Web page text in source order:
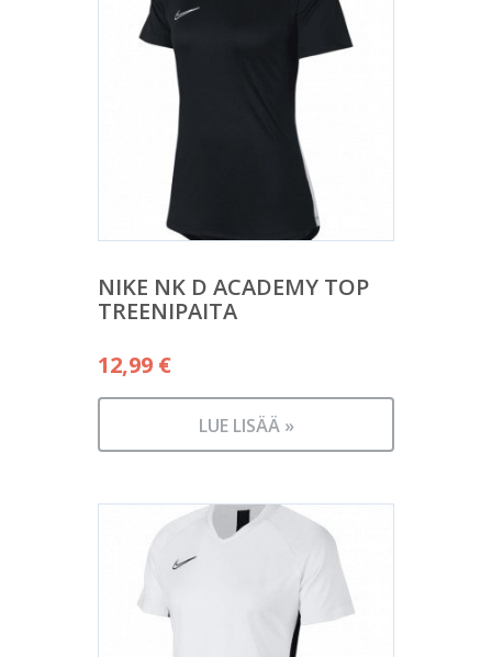
NIKE NK D ACADEMY TOP
TREENIPAITA
12,99 €
LUE LISÄÄ »